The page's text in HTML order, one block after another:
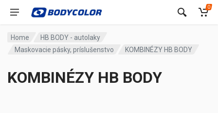
0
Home
HB BODY - autolaky
Maskovacie pásky, príslušenstvo
KOMBINÉZY HB BODY
KOMBINÉZY HB BODY